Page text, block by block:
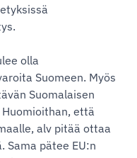
olla
Suomeen. Myös
Suomalaisen
että
alv pitää ottaa
Sama pätee EU:n